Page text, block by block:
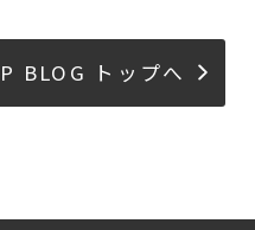
BLOG トップへ